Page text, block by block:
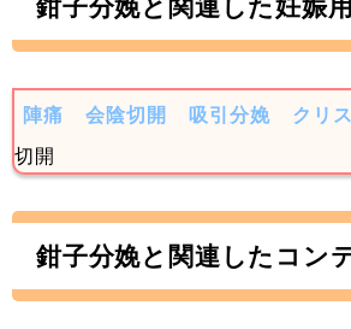
陣痛 会陰切開 吸引分娩 クリ
切開
鉗子分娩と関連したコン